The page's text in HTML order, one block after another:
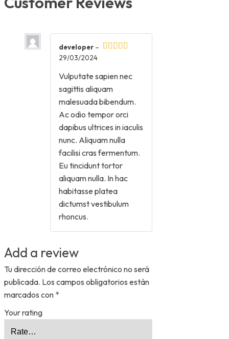
developer –
29/03/2024
Vulputate sapien nec
sagittis aliquam
malesuada bibendum.
Ac odio tempor orci
dapibus ultrices in iaculis
nunc. Aliquam nulla
facilisi cras fermentum.
Eu tincidunt tortor
aliquam nulla. In hac
habitasse platea
dictumst vestibulum
rhoncus.
Add a review
Tu dirección de correo electrónico no será
publicada. Los campos obligatorios están
marcados con *
Your rating